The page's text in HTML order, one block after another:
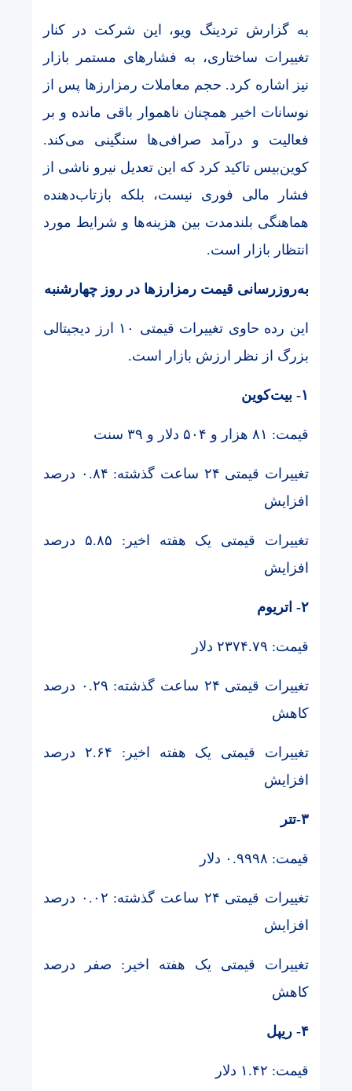
به گزارش تردینگ ویو، این شرکت در کنار
تغییرات ساختاری، به فشارهای مستمر بازار
نیز اشاره کرد. حجم معاملات رمزارزها پس از
نوسانات اخیر همچنان ناهموار باقی مانده و بر
فعالیت و درآمد صرافی‌ها سنگینی می‌کند.
کوین‌بیس تاکید کرد که این تعدیل نیرو ناشی از
فشار مالی فوری نیست، بلکه بازتاب‌دهنده
هماهنگی بلندمدت بین هزینه‌ها و شرایط مورد
انتظار بازار است.
به‌روزرسانی قیمت رمزارزها در روز چهارشنبه
این رده حاوی تغییرات قیمتی ۱۰ ارز دیجیتالی
بزرگ از نظر ارزش بازار است.
۱- بیت‌کوین
قیمت: ۸۱ هزار و ۵۰۴ دلار و ۳۹ سنت
تغییرات قیمتی ۲۴ ساعت گذشته: ۰.۸۴ درصد
افزایش
تغییرات قیمتی یک هفته اخیر: ۵.۸۵ درصد
افزایش
۲- اتریوم
قیمت: ۲۳۷۴.۷۹ دلار
تغییرات قیمتی ۲۴ ساعت گذشته: ۰.۲۹ درصد
کاهش
تغییرات قیمتی یک هفته اخیر: ۲.۶۴ درصد
افزایش
۳-تتر
قیمت: ۰.۹۹۹۸ دلار
تغییرات قیمتی ۲۴ ساعت گذشته: ۰.۰۲ درصد
افزایش
تغییرات قیمتی یک هفته اخیر: صفر درصد
کاهش
۴- ریپل
قیمت: ۱.۴۲ دلار